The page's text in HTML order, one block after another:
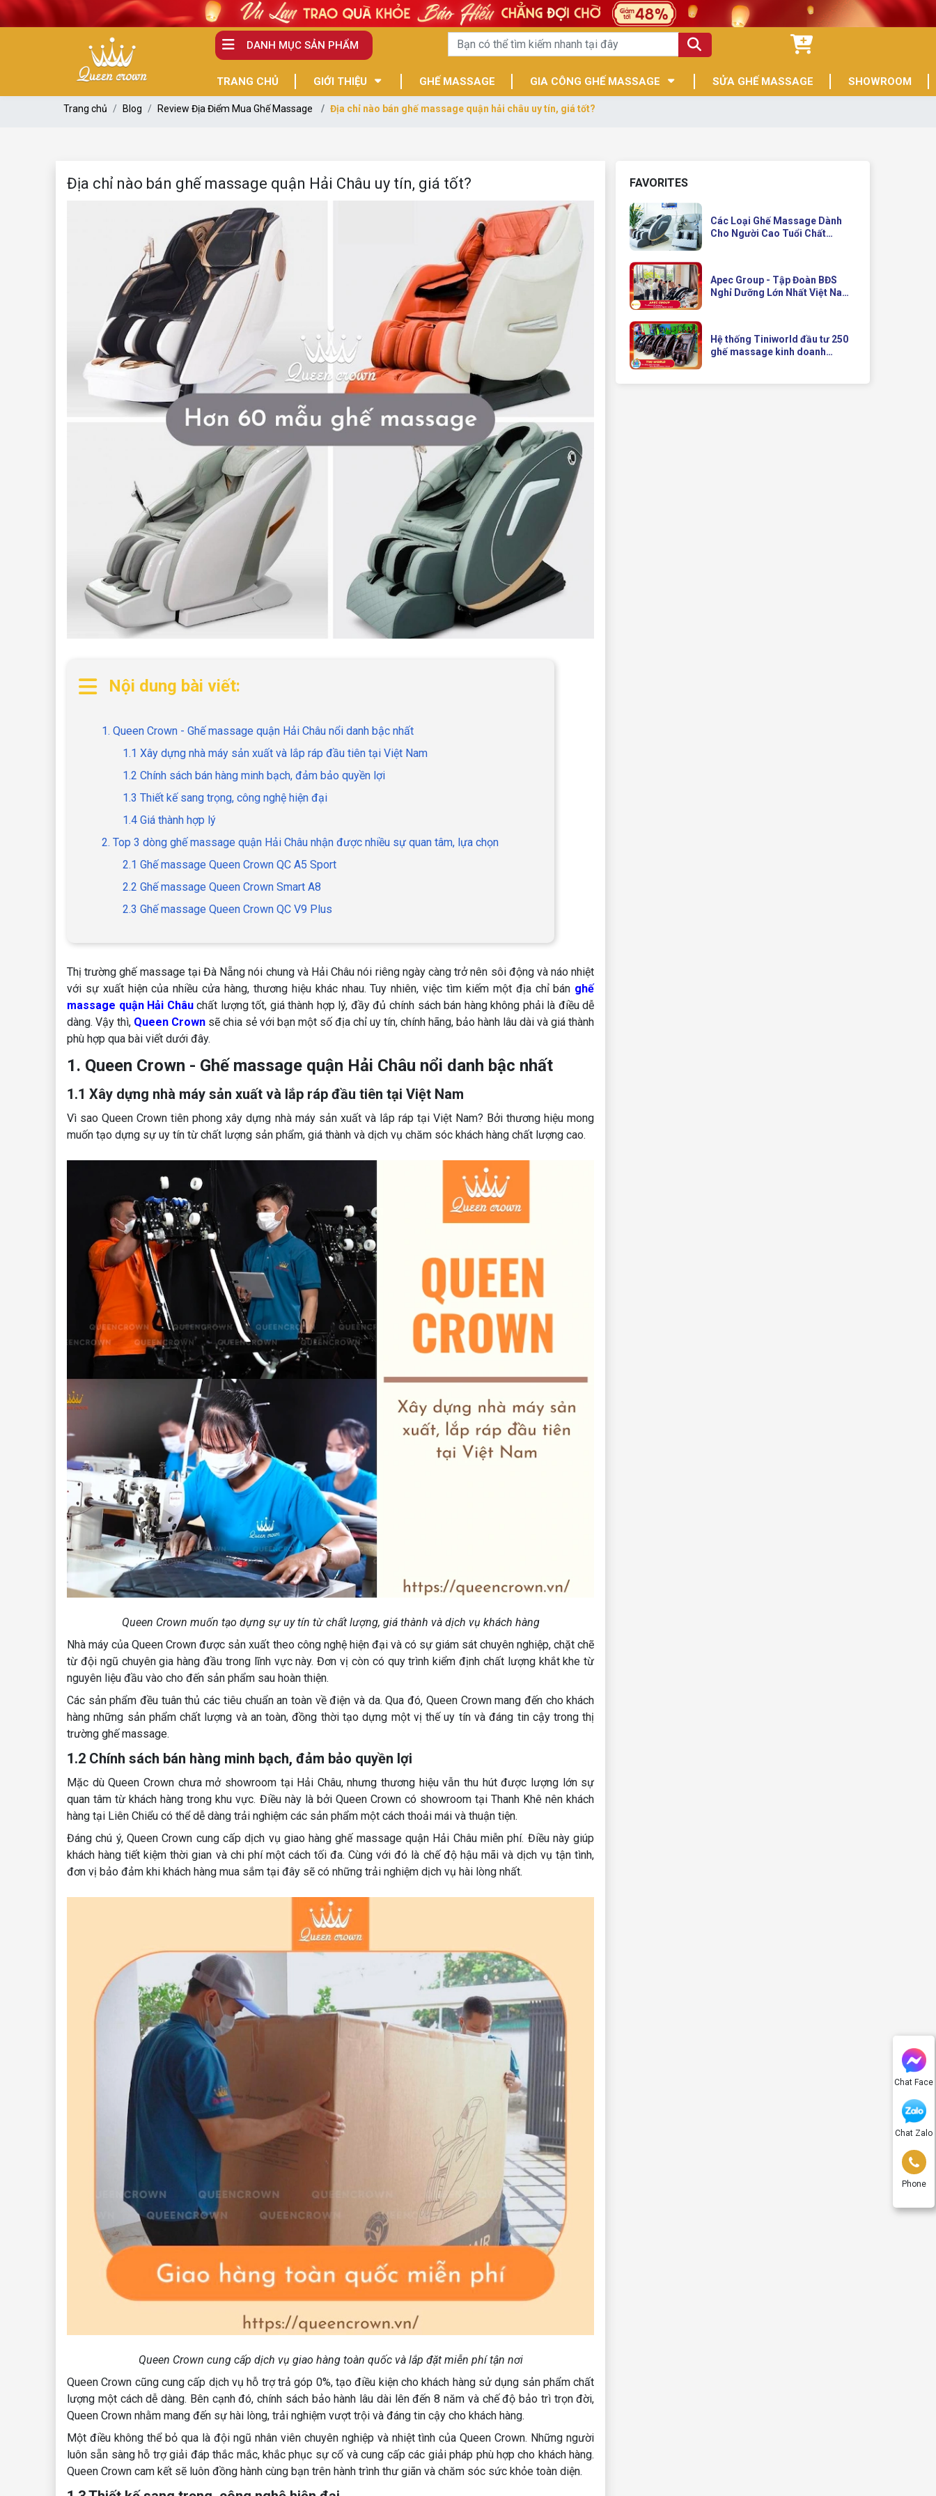
DANH MỤC SẢN PHẨM
TRANG CHỦ GIỚI THIỆU GHẾ MASSAGE GIA CÔNG GHẾ MASSAGE SỬA GHẾ MASSAGE SHOWROOM
Chat Face
Chat Zalo
Phone
Trang chủ Blog Review Địa Điểm Mua Ghế Massage Địa chỉ nào bán ghế massage quận hải châu uy tín, giá tốt?
Địa chỉ nào bán ghế massage quận Hải Châu uy tín, giá tốt?
Nội dung bài viết:
1. Queen Crown - Ghế massage quận Hải Châu nổi danh bậc nhất
1.1 Xây dựng nhà máy sản xuất và lắp ráp đầu tiên tại Việt Nam
1.2 Chính sách bán hàng minh bạch, đảm bảo quyền lợi
1.3 Thiết kế sang trọng, công nghệ hiện đại
1.4 Giá thành hợp lý
2. Top 3 dòng ghế massage quận Hải Châu nhận được nhiều sự quan tâm, lựa chọn
2.1 Ghế massage Queen Crown QC A5 Sport
2.2 Ghế massage Queen Crown Smart A8
2.3 Ghế massage Queen Crown QC V9 Plus
Thị trường ghế massage tại Đà Nẵng nói chung và Hải Châu nói riêng ngày càng trở nên sôi động và náo nhiệt
với sự xuất hiện của nhiều cửa hàng, thương hiệu khác nhau. Tuy nhiên, việc tìm kiếm một địa chỉ bán ghế
massage quận Hải Châuchất lượng tốt, giá thành hợp lý, đầy đủ chính sách bán hàng không phải là điều dễ
dàng. Vậy thì, Queen Crown sẽ chia sẻ với bạn một số địa chỉ uy tín, chính hãng, bảo hành lâu dài và giá thành
phù hợp qua bài viết dưới đây.
1. Queen Crown - Ghế massage quận Hải Châu nổi danh bậc nhất
1.1 Xây dựng nhà máy sản xuất và lắp ráp đầu tiên tại Việt Nam
Vì sao Queen Crown tiên phong xây dựng nhà máy sản xuất và lắp ráp tại Việt Nam? Bởi thương hiệu mong
muốn tạo dựng sự uy tín từ chất lượng sản phẩm, giá thành và dịch vụ chăm sóc khách hàng chất lượng cao.
Queen Crown muốn tạo dựng sự uy tín từ chất lượng, giá thành và dịch vụ khách hàng
Nhà máy của Queen Crown được sản xuất theo công nghệ hiện đại và có sự giám sát chuyên nghiệp, chặt chẽ
từ đội ngũ chuyên gia hàng đầu trong lĩnh vực này. Đơn vị còn có quy trình kiểm định chất lượng khắt khe từ
nguyên liệu đầu vào cho đến sản phẩm sau hoàn thiện.
Các sản phẩm đều tuân thủ các tiêu chuẩn an toàn về điện và da. Qua đó, Queen Crown mang đến cho khách
hàng những sản phẩm chất lượng và an toàn, đồng thời tạo dựng một vị thế uy tín và đáng tin cậy trong thị
trường ghế massage.
1.2 Chính sách bán hàng minh bạch, đảm bảo quyền lợi
Mặc dù Queen Crown chưa mở showroom tại Hải Châu, nhưng thương hiệu vẫn thu hút được lượng lớn sự
quan tâm từ khách hàng trong khu vực. Điều này là bởi Queen Crown có showroom tại Thanh Khê nên khách
hàng tại Liên Chiểu có thể dễ dàng trải nghiệm các sản phẩm một cách thoải mái và thuận tiện.
Đáng chú ý, Queen Crown cung cấp dịch vụ giao hàng ghế massage quận Hải Châu miễn phí. Điều này giúp
khách hàng tiết kiệm thời gian và chi phí một cách tối đa. Cùng với đó là chế độ hậu mãi và dịch vụ tận tình,
đơn vị bảo đảm khi khách hàng mua sắm tại đây sẽ có những trải nghiệm dịch vụ hài lòng nhất.
Queen Crown cung cấp dịch vụ giao hàng toàn quốc và lắp đặt miễn phí tận nơi
Queen Crown cũng cung cấp dịch vụ hỗ trợ trả góp 0%, tạo điều kiện cho khách hàng sử dụng sản phẩm chất
lượng một cách dễ dàng. Bên cạnh đó, chính sách bảo hành lâu dài lên đến 8 năm và chế độ bảo trì trọn đời,
Queen Crown nhằm mang đến sự hài lòng, trải nghiệm vượt trội và đáng tin cậy cho khách hàng.
Một điều không thể bỏ qua là đội ngũ nhân viên chuyên nghiệp và nhiệt tình của Queen Crown. Những người
luôn sẵn sàng hỗ trợ giải đáp thắc mắc, khắc phục sự cố và cung cấp các giải pháp phù hợp cho khách hàng.
Queen Crown cam kết sẽ luôn đồng hành cùng bạn trên hành trình thư giãn và chăm sóc sức khỏe toàn diện.
FAVORITES
Các Loại Ghế Massage Dành
Cho Người Cao Tuổi Chất
Apec Group - Tập Đoàn BĐS
Nghỉ Dưỡng Lớn Nhất Việt Nam
Hệ thống Tiniworld đầu tư 250
ghế massage kinh doanh